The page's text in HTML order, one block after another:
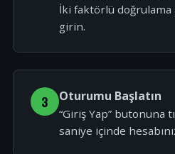
İki faktörlü doğrulama
girin.
3 Oturumu Başlatın
“Giriş Yap” butonuna
saniye içinde